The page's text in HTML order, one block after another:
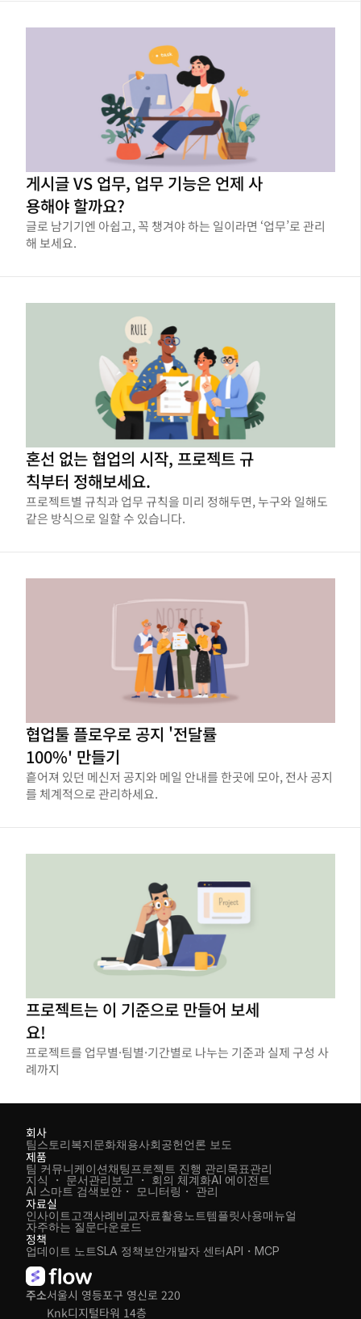
게시글 VS 업무, 업무 기능은 언제 사
용해야 할까요?
글로 남기기엔 아쉽고, 꼭 챙겨야 하는 일이라면 ‘업무’로 관리
해 보세요.
혼선 없는 협업의 시작, 프로젝트 규
칙부터 정해보세요.
프로젝트별 규칙과 업무 규칙을 미리 정해두면, 누구와 일해도
같은 방식으로 일할 수 있습니다.
협업툴 플로우로 공지 '전달률
100%' 만들기
흩어져 있던 메신저 공지와 메일 안내를 한곳에 모아, 전사 공지
를 체계적으로 관리하세요.
프로젝트는 이 기준으로 만들어 보세
요!
프로젝트를 업무별·팀별·기간별로 나누는 기준과 실제 구성 사
례까지
주소서울시 영등포구 영신로 220
Knk디지털타워 14층
회사
팀스토리복지문화채용사회공헌언론 보도
제품
팀 커뮤니케이션채팅 프로젝트 진행 관리목표관리
지식 ・ 문서관리 보고 ・ 회의 체계화
AI 스마트 검색
AI 에이전트
보안・ 모니터링・ 관리
자료실
인사이트 고객사례비교자료활용노트템플릿사용매뉴얼
자주하는 질문다운로드
정책
업데이트 노트SLA 정책 보안개발자 센터API・MCP